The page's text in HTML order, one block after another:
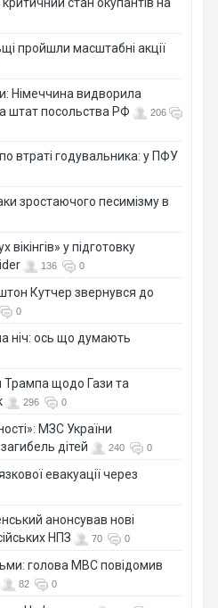
пройшли масштабні акції
Німеччина видворила
штат посольства РФ
206
втраті годувальника: у ПФУ
зростаючого песимізму в
у підготовку
136 0
Кутчер звернувся до
0
ніч: ось що думають
Трампа щодо Гази та
296 0
МЗС України
дітей
240 0
евакуації через
анонсував нові
НПЗ
70 0
голова МВС повідомив
82 0